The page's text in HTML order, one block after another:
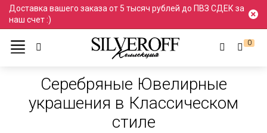
Доставка вашего заказа от 5 тысяч рублей до ПВЗ СДЕК за
наш счет :)
0
Ювелирные украшения
Серебро В Классическом стиле
Серебряные Ювелирные
украшения в Классическом
стиле